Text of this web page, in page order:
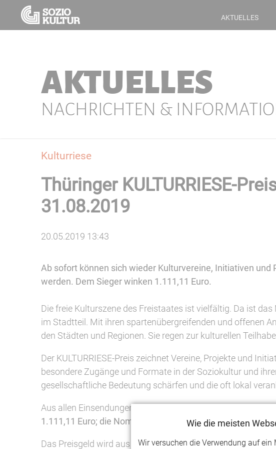
AKTUELLES
AKTUELLES
NACHRICHTEN &
Kulturriese
Thüringer KULTURRIESE-
31.08.2019
20.05.2019 13:43
Ab sofort können sich wieder Kulturvereine, Initiativen und
werden. Dem Sieger winken 1.111,11 Euro.
Die freie Kulturszene des Freistaates ist vielfältig. Da ist
im Stadtteil. Mit ihren spartenübergreifenden und offenen
den Städten und Regionen. Sie regen zur kulturellen
Der KULTURRIESE-Preis zeichnet Vereine, Projekte und
besondere Zugänge und Formate in der Soziokultur und
gesellschaftliche Bedeutung schärfen und die oft lokal
Aus allen Einsendungen nominiert eine unabhängige Jury
1.111,11 Euro; die Nominierten 333,33 Euro. Zudem kann
Das Preisgeld wird aus den Mitgliedsbeiträgen der LAG-
Wie die meisten
Wir versuchen die Verwendung auf